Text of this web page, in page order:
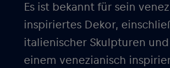
Es ist bekannt für sein
inspiriertes Dekor,
italienischer Skulpturen
einem venezianisch